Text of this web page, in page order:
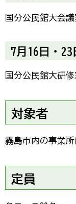
国分公民館大会
7月16日・23
国分公民館大研
対象者
霧島市内の事業
定員